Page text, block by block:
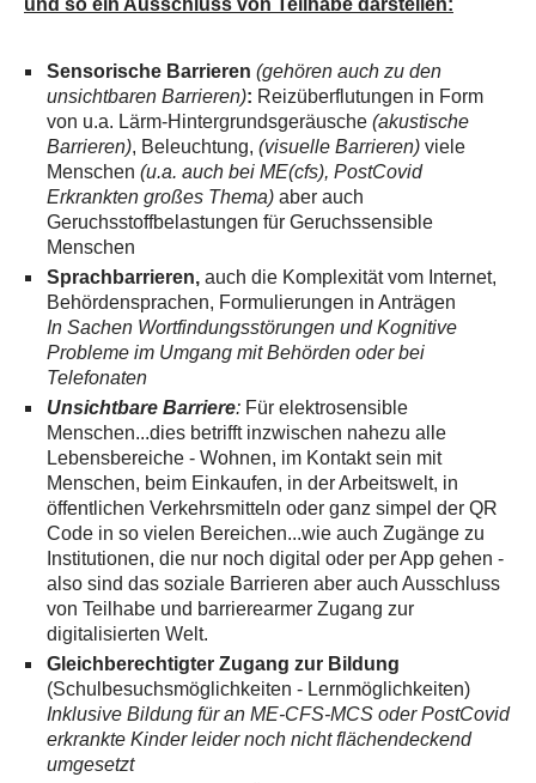
und so ein Ausschluss von Teilhabe darstellen:
Sensorische Barrieren (gehören auch zu den
unsichtbaren Barrieren): Reizüberflutungen in Form
von u.a. Lärm-Hintergrundsgeräusche (akustische
Barrieren), Beleuchtung, (visuelle Barrieren) viele
Menschen (u.a. auch bei ME(cfs), PostCovid
Erkrankten großes Thema) aber auch
Geruchsstoffbelastungen für Geruchssensible
Menschen
Sprachbarrieren, auch die Komplexität vom Internet,
Behördensprachen, Formulierungen in Anträgen
In Sachen Wortfindungsstörungen und Kognitive
Probleme im Umgang mit Behörden oder bei
Telefonaten
Unsichtbare Barriere: Für elektrosensible
Menschen...dies betrifft inzwischen nahezu alle
Lebensbereiche - Wohnen, im Kontakt sein mit
Menschen, beim Einkaufen, in der Arbeitswelt, in
öffentlichen Verkehrsmitteln oder ganz simpel der QR
Code in so vielen Bereichen...wie auch Zugänge zu
Institutionen, die nur noch digital oder per App gehen -
also sind das soziale Barrieren aber auch Ausschluss
von Teilhabe und barrierearmer Zugang zur
digitalisierten Welt.
Gleichberechtigter Zugang zur Bildung
(Schulbesuchsmöglichkeiten - Lernmöglichkeiten)
Inklusive Bildung für an ME-CFS-MCS oder PostCovid
erkrankte Kinder leider noch nicht flächendeckend
umgesetzt